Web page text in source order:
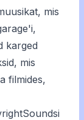
mis
karged
mis
filmides,